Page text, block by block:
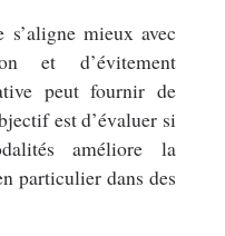
mieux avec
et d’évitement
peut fournir de
est d’évaluer si
améliore la
particulier dans des